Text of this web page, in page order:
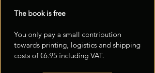
The book is free
You only pay a small contribution
towards printing, logistics and shipping
costs of €6.95 including VAT.